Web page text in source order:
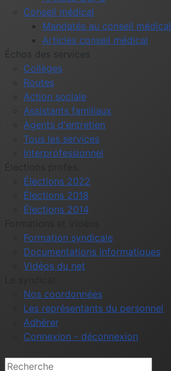
Conseil médical
Mandatés au conseil médical
Articles conseil médical
Échos des services
Collèges
Routes
Action sociale
Assistants familiaux
Agents d'entretien
Tous les services
Interprofessionnel
Élections profes.
Élections 2022
Élections 2018
Élections 2014
Formation syndicale
Documentations informatiques
Vidéos du net
Nos coordonnées
Les représentants du personnel
Adhérer
Connexion - déconnexion
Rechercher